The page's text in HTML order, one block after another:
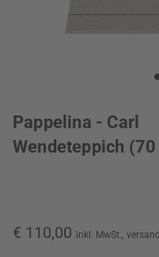
Pappelina - Carl
Wendeteppich
€ 110,00 inkl. MwSt.,